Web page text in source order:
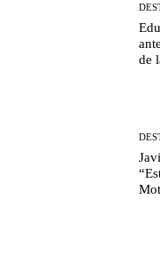
de